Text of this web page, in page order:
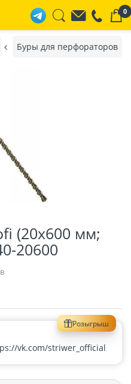
0
Буры для перфораторов
(20х600 мм;
20600
Розыгрыш
vk.com/striwer_official